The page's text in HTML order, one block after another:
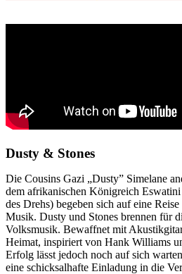
Dusty & Stones
Die Cousins Gazi „Dusty” Simelane
dem afrikanischen Königreich
des Drehs) begeben sich auf eine
Musik. Dusty und Stones brennen für
Volksmusik. Bewaffnet mit
Heimat, inspiriert von Hank Williams
Erfolg lässt jedoch noch auf sich
eine schicksalhafte Einladung in die